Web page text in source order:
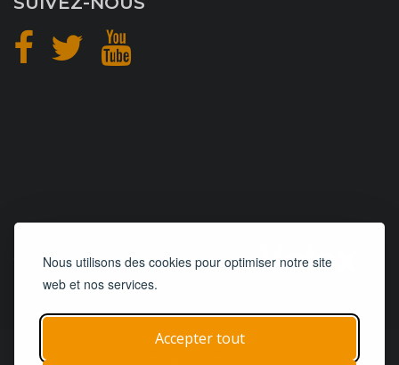
Nous utilisons des cookies pour optimiser notre site
web et nos services.
Accepter tout
CONCEPTIONetHÉBERGEMENT
© 2019 - 2026 | Tous droits réservés